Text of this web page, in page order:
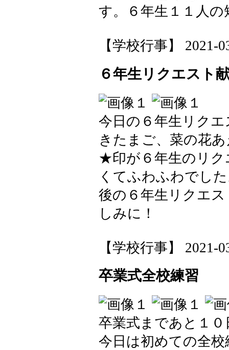
す。６年生１１人
【学校行事】 2021-
６年生リクエスト
今日の６年生リク
きたまご、菜の花
★印が６年生のリク
くてふわふわでし
後の６年生リクエ
しみに！
【学校行事】 2021-
卒業式全校練習
卒業式まであと１
今日は初めての全